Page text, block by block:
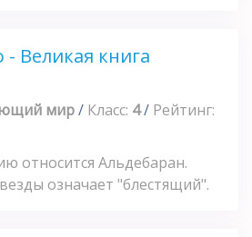
- Великая книга
мир/ Класс: 4/ Рейтинг:
относится Альдебаран.
означает "блестящий".